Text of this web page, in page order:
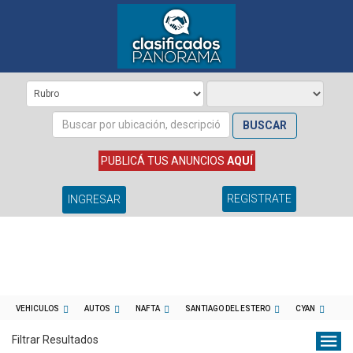
BUSCAR
PUBLICÁ TUS ANUNCIOS AQUÍ
INGRESAR REGISTRATE
VEHICULOS AUTOS NAFTA SANTIAGO DEL ESTERO CYAN
Filtrar Resultados